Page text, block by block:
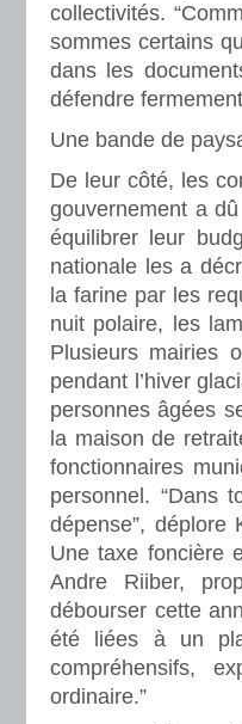
collectivités.
sommes certains
dans les
défendre
Une bande de
De leur côté, les
gouvernement a
équilibrer leur
nationale les a
la farine par les
nuit polaire, les
Plusieurs mairies
pendant l’hiver
personnes âgées
la maison de
fonctionnaires
personnel. “Dans
dépense”,
Une taxe foncière
Andre Riiber,
débourser cette
été liées à un
compréhensifs,
ordinaire.”